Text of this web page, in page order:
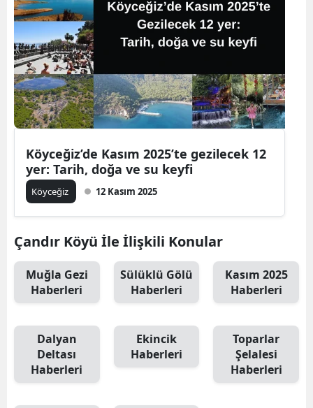
Köyceğiz’de Kasım 2025’te gezilecek 12
yer: Tarih, doğa ve su keyfi
Köyceğiz 12 Kasım 2025
Çandır Köyü İle İlişkili Konular
Muğla Gezi
Haberleri
Sülüklü Gölü
Haberleri
Kasım 2025
Haberleri
Dalyan
Deltası
Haberleri
Ekincik
Haberleri
Toparlar
Şelalesi
Haberleri